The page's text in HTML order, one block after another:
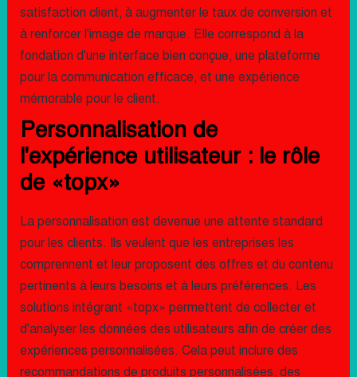
satisfaction client, à augmenter le taux de conversion et
à renforcer l'image de marque. Elle correspond à la
fondation d'une interface bien conçue, une plateforme
pour la communication efficace, et une expérience
mémorable pour le client.
Personnalisation de
l'expérience utilisateur : le rôle
de «topx»
La personnalisation est devenue une attente standard
pour les clients. Ils veulent que les entreprises les
comprennent et leur proposent des offres et du contenu
pertinents à leurs besoins et à leurs préférences. Les
solutions intégrant «topx» permettent de collecter et
d'analyser les données des utilisateurs afin de créer des
expériences personnalisées. Cela peut inclure des
recommandations de produits personnalisées, des